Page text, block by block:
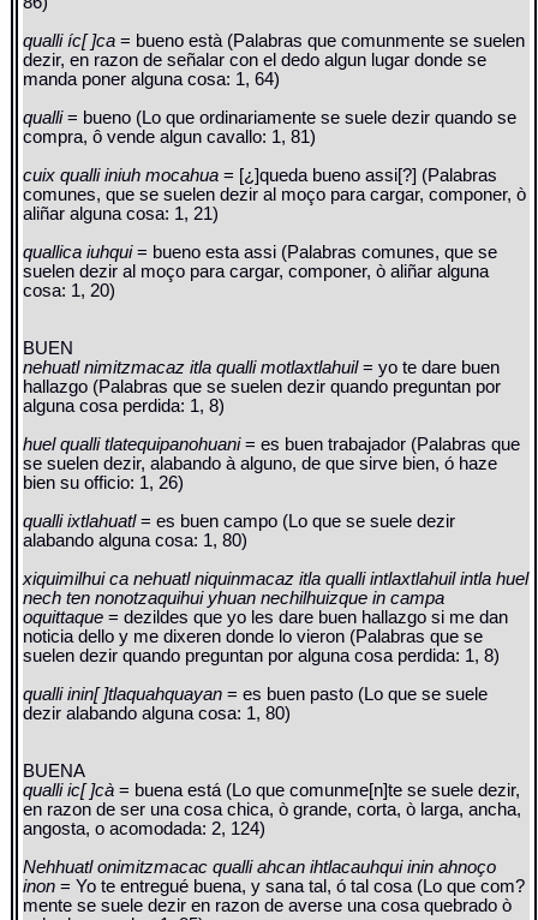
qualli íc[ ]ca= bueno està (Palabras que comunmente se suelen
dezir, en razon de señalar con el dedo algun lugar donde se
manda poner alguna cosa: 1, 64)
qualli= bueno (Lo que ordinariamente se suele dezir quando se
compra, ô vende algun cavallo: 1, 81)
cuix qualli iniuh mocahua= [¿]queda bueno assi[?] (Palabras
comunes, que se suelen dezir al moço para cargar, componer, ò
aliñar alguna cosa: 1, 21)
quallica iuhqui= bueno esta assi (Palabras comunes, que se
suelen dezir al moço para cargar, componer, ò aliñar alguna
cosa: 1, 20)
BUEN
nehuatl nimitzmacaz itla qualli motlaxtlahuil= yo te dare buen
hallazgo (Palabras que se suelen dezir quando preguntan por
alguna cosa perdida: 1, 8)
huel qualli tlatequipanohuani= es buen trabajador (Palabras que
se suelen dezir, alabando à alguno, de que sirve bien, ó haze
bien su officio: 1, 26)
qualli ixtlahuatl= es buen campo (Lo que se suele dezir
alabando alguna cosa: 1, 80)
xiquimilhui ca nehuatl niquinmacaz itla qualli intlaxtlahuil intla huel
nech ten nonotzaquihui yhuan nechilhuizque in campa
oquittaque= dezildes que yo les dare buen hallazgo si me dan
noticia dello y me dixeren donde lo vieron (Palabras que se
suelen dezir quando preguntan por alguna cosa perdida: 1, 8)
qualli inin[ ]tlaquahquayan= es buen pasto (Lo que se suele
dezir alabando alguna cosa: 1, 80)
BUENA
qualli ic[ ]cà= buena está (Lo que comunme[n]te se suele dezir,
en razon de ser una cosa chica, ò grande, corta, ò larga, ancha,
angosta, o acomodada: 2, 124)
Nehhuatl onimitzmacac qualli ahcan ihtlacauhqui inin ahnoço
inon= Yo te entregué buena, y sana tal, ó tal cosa (Lo que com?
mente se suele dezir en razon de averse una cosa quebrado ò